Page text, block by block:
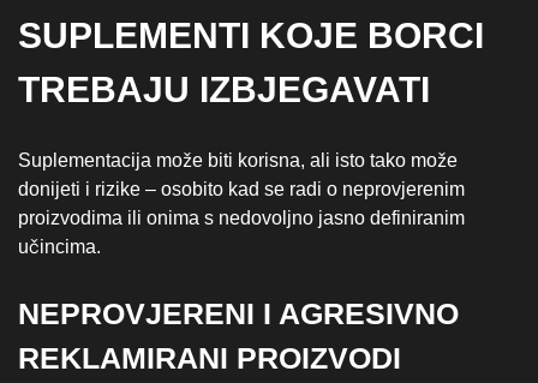
SUPLEMENTI KOJE BORCI
TREBAJU IZBJEGAVATI
Suplementacija može biti korisna, ali isto tako može
donijeti i rizike – osobito kad se radi o neprovjerenim
proizvodima ili onima s nedovoljno jasno definiranim
učincima.
NEPROVJERENI I AGRESIVNO
REKLAMIRANI PROIZVODI